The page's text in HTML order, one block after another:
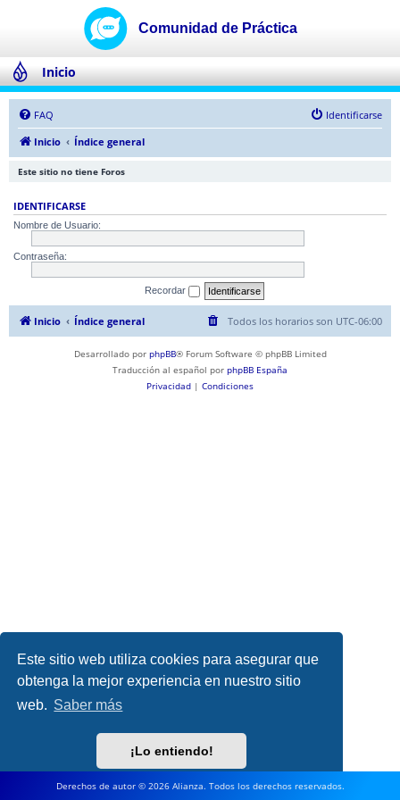
Este sitio web utiliza cookies para asegurar que
obtenga la mejor experiencia en nuestro sitio
web. Saber más
¡Lo entiendo!
Inicio
FAQ
Identificarse
Inicio
Índice general
Este sitio no tiene Foros
IDENTIFICARSE
Nombre de Usuario:
Contraseña:
Recordar
Inicio Índice general Todos los horarios son UTC-06:00
Desarrollado por phpBB® Forum Software © phpBB Limited
Traducción al español por phpBB España
Privacidad | Condiciones
Derechos de autor © 2026 Alianza. Todos los derechos reservados.